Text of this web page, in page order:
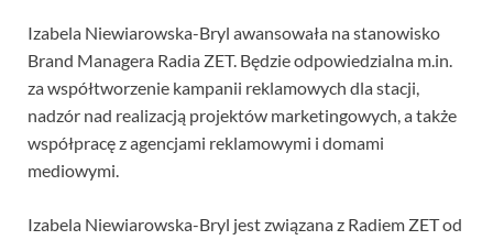
Izabela Niewiarowska-Bryl awansowała na stanowisko
Brand Managera Radia ZET. Będzie odpowiedzialna m.in.
za współtworzenie kampanii reklamowych dla stacji,
nadzór nad realizacją projektów marketingowych, a także
współpracę z agencjami reklamowymi i domami
mediowymi.
Izabela Niewiarowska-Bryl jest związana z Radiem ZET od